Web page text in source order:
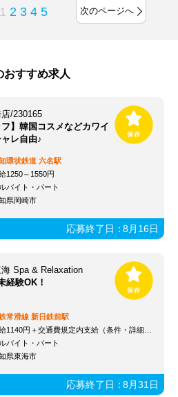
1 2 3 4 5 次のページへ
おすすめ求人
/230165
】韓国コスメなどカワイ
レ自由♪
環状鉄道 六名駅
1250～1550円
バイト・パート
県岡崎市
応募終了日：8月16日
Spa & Relaxation
経験OK！
常滑線 新日鉄前駅
1140円＋交通費規定内支給（条件・詳細は面接にて）
バイト・パート
県東海市
応募終了日：8月31日